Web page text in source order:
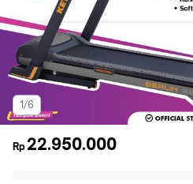
1/6
Rp 22.950.000